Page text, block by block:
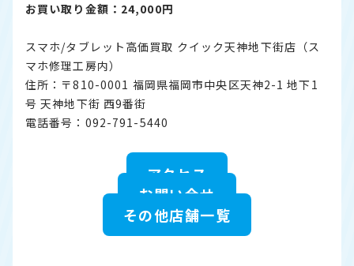
お買い取り金額：24,000円
スマホ/タブレット高価買取 クイック天神地下街店（ス
マホ修理工房内）
住所：〒810-0001 福岡県福岡市中央区天神2-1 地下1
号 天神地下街 西9番街
電話番号：092-791-5440
アクセス
お問い合せ
その他店舗一覧